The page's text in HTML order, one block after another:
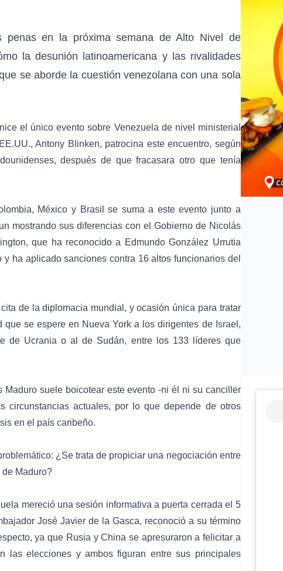
en la próxima semana de Alto Nivel de
la desunión latinoamericana y las rivalidades
se aborde la cuestión venezolana con una sola
el único evento sobre Venezuela de nivel ministerial
Antony Blinken, patrocina este encuentro, según
después de que fracasara otro que tenía
México y Brasil se suma a este evento junto a
mostrando sus diferencias con el Gobierno de Nicolás
que ha reconocido a Edmundo González Urrutia
ha aplicado sanciones contra 16 altos funcionarios del
de la diplomacia mundial, y ocasión única para tratar
se espere en Nueva York a los dirigentes de Israel,
de Ucrania o al de Sudán, entre los 133 líderes que
suele boicotear este evento -ni él ni su canciller
circunstancias actuales, por lo que depende de otros
en el país caribeño.
¿Se trata de propiciar una negociación entre
Maduro?
mereció una sesión informativa a puerta cerrada el 5
José Javier de la Gasca, reconoció a su término
ya que Rusia y China se apresuraron a felicitar a
las elecciones y ambos figuran entre sus principales